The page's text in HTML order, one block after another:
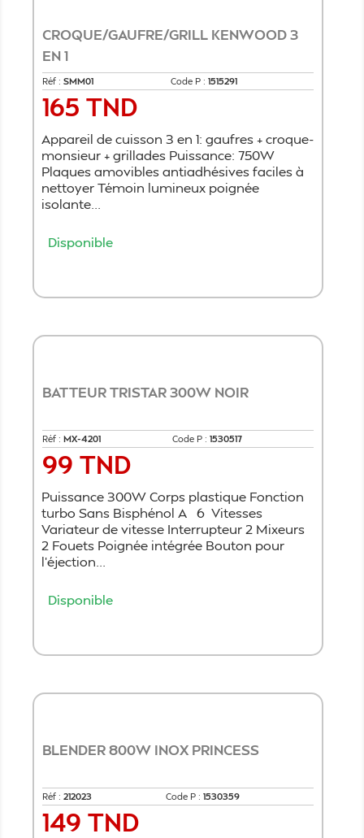
CROQUE/GAUFRE/GRILL KENWOOD 3
EN 1
Réf : ​SMM01 Code P : 1515291
Prix
165 TND
Appareil de cuisson 3 en 1: gaufres + croque-
monsieur + grillades Puissance: 750W
Plaques amovibles antiadhésives faciles à
nettoyer Témoin lumineux poignée
isolante...
Disponible
BATTEUR TRISTAR 300W NOIR
Réf : MX-4201 Code P : 1530517
Prix
99 TND
Puissance 300W Corps plastique Fonction
turbo Sans Bisphénol A 6 Vitesses
Variateur de vitesse Interrupteur 2 Mixeurs
2 Fouets Poignée intégrée Bouton pour
l'éjection...
Disponible
BLENDER 800W INOX PRINCESS
Réf : 212023 Code P : 1530359
Prix
149 TND